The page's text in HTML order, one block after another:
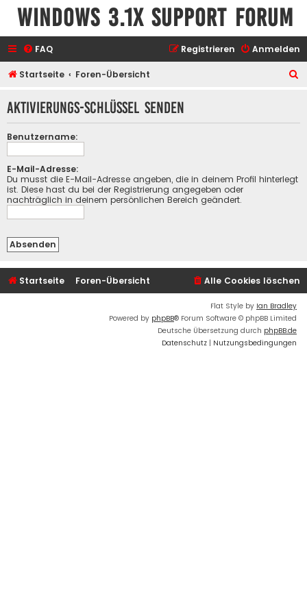
Windows 3.1x Support Forum
FAQ Anmelden
Registrieren
Startseite Foren-Übersicht
h
Aktivierungs-Schlüssel senden
Benutzername:
E-Mail-Adresse:
Du musst die E-Mail-Adresse angeben, die in deinem Profil hinterlegt
ist. Diese hast du bei der Registrierung angegeben oder
nachträglich in deinem persönlichen Bereich geändert.
Startseite Foren-Übersicht Alle Cookies löschen
Flat Style by Ian Bradley
Powered by phpBB® Forum Software © phpBB Limited
Deutsche Übersetzung durch phpBB.de
Datenschutz | Nutzungsbedingungen